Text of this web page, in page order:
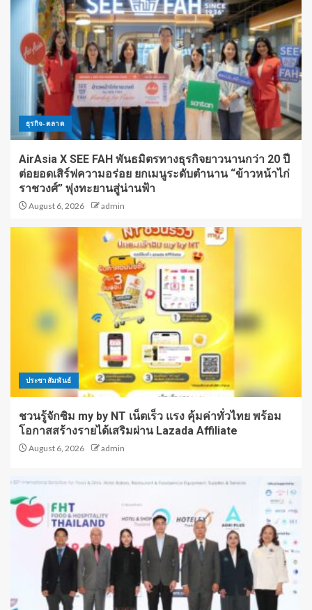
ธุรกิจ-ตลาด
AirAsia X SEE FAH พันธมิตรทางธุรกิจยาวนานกว่า 20 ปี
ต่อยอดเสิร์ฟความอร่อย ยกเมนูระดับตำนาน “ข้าวหน้าไก่
ราชวงศ์” พุ่งทะยานสู่น่านฟ้า
August 6, 2026 admin
ประชาสัมพันธ์
ชวนรู้จักซิม my by NT เน็ตเร็ว แรง คุ้มค่าทั่วไทย พร้อม
โอกาสสร้างรายได้เสริมผ่าน Lazada Affiliate
August 6, 2026 admin